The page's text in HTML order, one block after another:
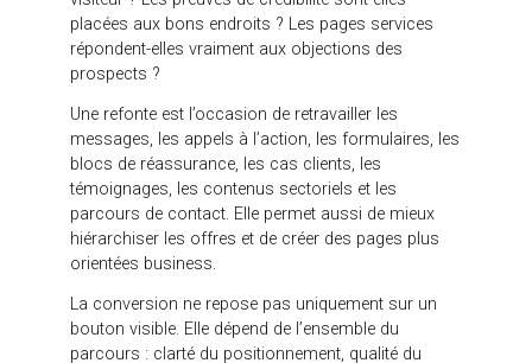
frictions et guider progressivement vers la
conversion.
Refonte conversion :
transformer un beau site
en outil commercial
Unerefonte conversionconsiste à penser le site
comme un levier de performance, et non comme
une simple vitrine. L’objectif n’est pas seulement que
le site soit plus moderne. Il doit aussi aider
l’entreprise à générer davantage de demandes